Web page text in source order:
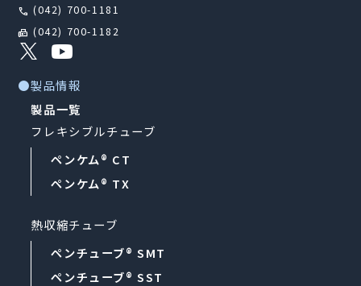
call (042) 700-1181
fax (042) 700-1182
●製品情報
製品一覧
フレキシブルチューブ
ペンケム® CT
ペンケム® TX
熱収縮チューブ
ペンチューブ® SMT
ペンチューブ® SST